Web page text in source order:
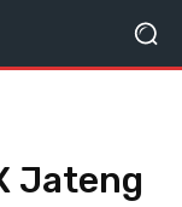
Jateng